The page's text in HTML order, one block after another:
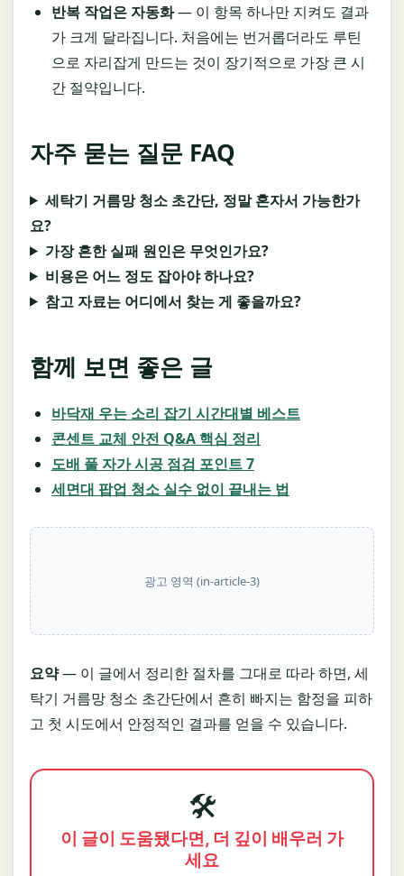
반복 작업은 자동화— 이 항목 하나만 지켜도 결과
가 크게 달라집니다. 처음에는 번거롭더라도 루틴
으로 자리잡게 만드는 것이 장기적으로 가장 큰 시
간 절약입니다.
자주 묻는 질문 FAQ
세탁기 거름망 청소 초간단, 정말 혼자서 가능한가
요?
가장 흔한 실패 원인은 무엇인가요?
비용은 어느 정도 잡아야 하나요?
참고 자료는 어디에서 찾는 게 좋을까요?
함께 보면 좋은 글
바닥재 우는 소리 잡기 시간대별 베스트
콘센트 교체 안전 Q&A 핵심 정리
도배 풀 자가 시공 점검 포인트 7
세면대 팝업 청소 실수 없이 끝내는 법
광고 영역 (in-article-3)
요약— 이 글에서 정리한 절차를 그대로 따라 하면, 세
탁기 거름망 청소 초간단에서 흔히 빠지는 함정을 피하
고 첫 시도에서 안정적인 결과를 얻을 수 있습니다.
🛠️
이 글이 도움됐다면, 더 깊이 배우러 가
세요